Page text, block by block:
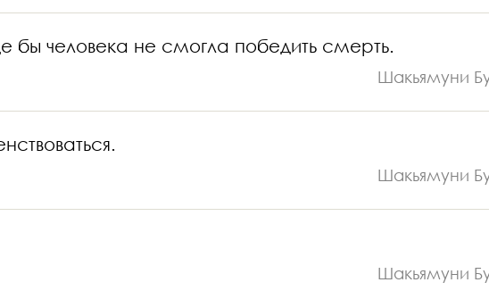
бы человека не смогла победить смерть.
Шакьямуни
Шакьямуни
Шакьямуни